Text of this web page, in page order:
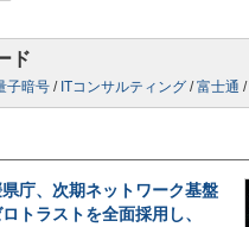
ド
子暗号 / ITコンサルティング /富士通 /
庁、次期ネットワーク基盤
トラストを全面採用し、